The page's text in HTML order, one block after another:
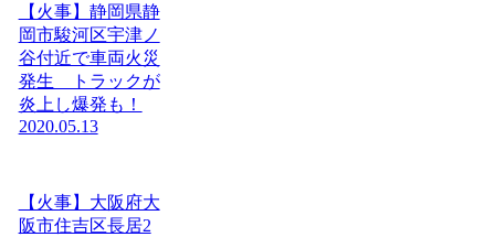
【火事】静岡県静
岡市駿河区宇津ノ
谷付近で車両火災
発生 トラックが
炎上し爆発も！
2020.05.13
【火事】大阪府大
阪市住吉区長居2